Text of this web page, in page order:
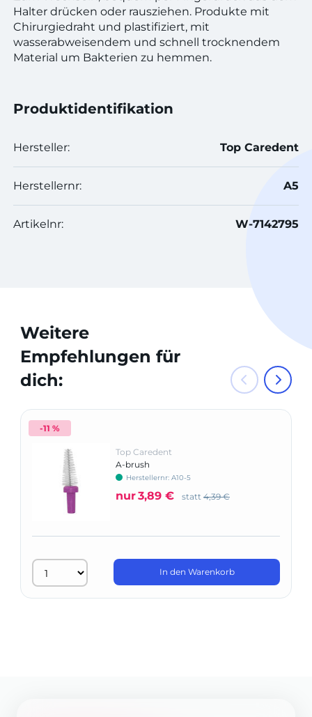
Halter drücken oder rausziehen. Produkte mit
Chirurgiedraht und plastifiziert, mit
wasserabweisendem und schnell trocknendem
Material um Bakterien zu hemmen.
Produktidentifikation
Hersteller: Top Caredent
Herstellernr: A5
Artikelnr: W-7142795
Weitere
Empfehlungen für
dich:
-11 %
Top Caredent
A-brush
Herstellernr: A10-5
nur3,89 € statt 4,39 €
In den Warenkorb